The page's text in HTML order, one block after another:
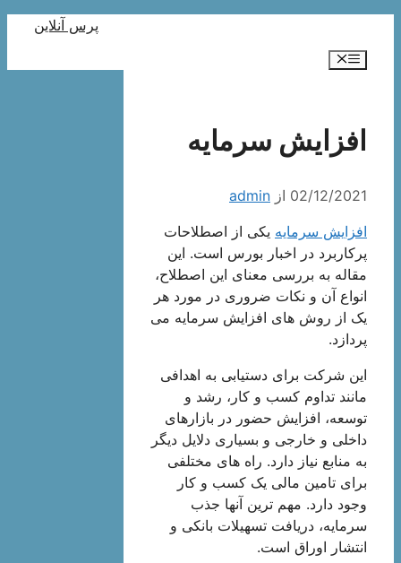
پرس آنلاین
فهرست
افزایش سرمایه
02/12/2021 از admin
افزایش سرمایهیکی از اصطلاحات
پرکاربرد در اخبار بورس است. این
مقاله به بررسی معنای این اصطلاح،
انواع آن و نکات ضروری در مورد هر
یک از روش های افزایش سرمایه می
پردازد.
این شرکت برای دستیابی به اهدافی
مانند تداوم کسب و کار، رشد و
توسعه، افزایش حضور در بازارهای
داخلی و خارجی و بسیاری دلایل دیگر
به منابع نیاز دارد. راه های مختلفی
برای تامین مالی یک کسب و کار
وجود دارد. مهم ترین آنها جذب
سرمایه، دریافت تسهیلات بانکی و
انتشار اوراق است.